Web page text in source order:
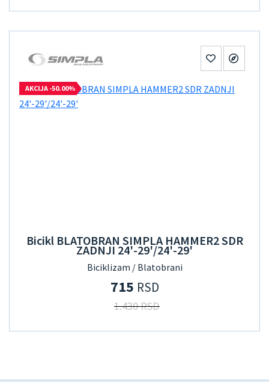
AKCIJA -50.00%
Bicikl BLATOBRAN SIMPLA HAMMER2 SDR
ZADNJI 24'-29'/24'-29'
Biciklizam / Blatobrani
715 RSD
1.430 RSD